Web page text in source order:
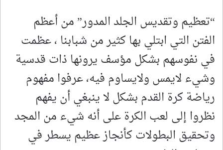
“تعظيم وتقديس الجلد المدور” من أعظم
الفتن التي ابتلي بها كثير من شبابنا ، عظمت
في نفوسهم بشكل مؤسف يرونها ذات قدسية
وشيء لايمس ولايساوم فيه، عرفوا مفهوم
رياضة كرة القدم بشكل لا ينبغي أن يفهم
نظروا إلى لعب الكرة على أنه شيء من المجد
وتحقيق البطولات كأنجاز عظيم يسطر في